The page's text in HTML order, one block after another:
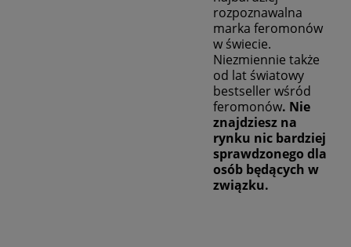
rozpoznawalna
marka feromonów
w świecie.
Niezmiennie także
od lat światowy
bestseller wśród
feromonów. Nie
znajdziesz na
rynku nic bardziej
sprawdzonego dla
osób będących w
związku.